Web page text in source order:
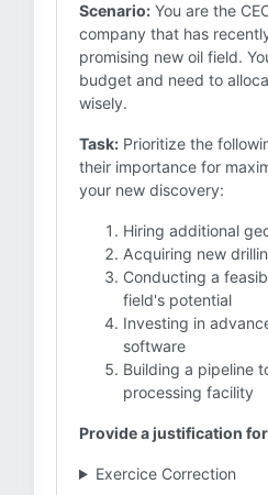
Scenario: You are the
company that has
promising new oil field.
budget and need to
wisely.
Task: Prioritize the
their importance for
your new discovery:
Hiring additional
Acquiring new
Conducting a
field's potential
Investing in
software
Building a pipeline
processing facility
Provide a justification
Exercice Correction